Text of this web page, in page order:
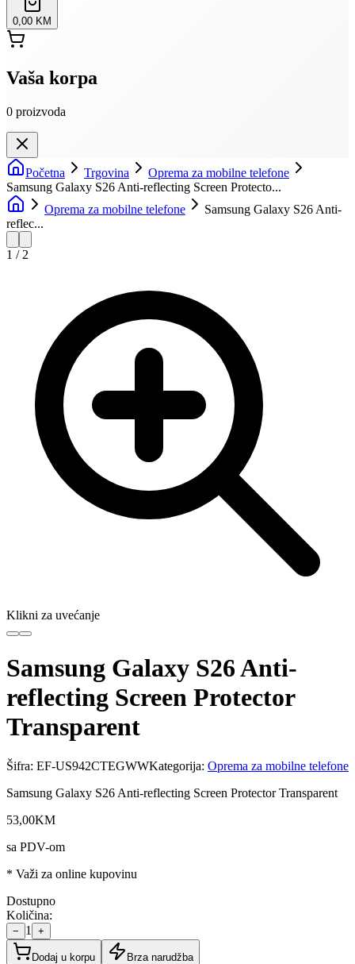
0,00 KM
Vaša korpa
0 proizvoda
Početna Trgovina
Oprema za mobilne telefone
Samsung Galaxy S26 Anti-reflecting Screen Protecto...
Oprema za mobilne telefone
Samsung Galaxy S26 Anti-
reflec...
1 / 2
Klikni za uvećanje
Samsung Galaxy S26 Anti-
reflecting Screen Protector
Transparent
Šifra: EF-US942CTEGWWKategorija: Oprema za mobilne telefone
Samsung Galaxy S26 Anti-reflecting Screen Protector Transparent
53,00KM
sa PDV-om
* Važi za online kupovinu
Dostupno
Količina:
− 1 +
Dodaj u korpu Brza narudžba